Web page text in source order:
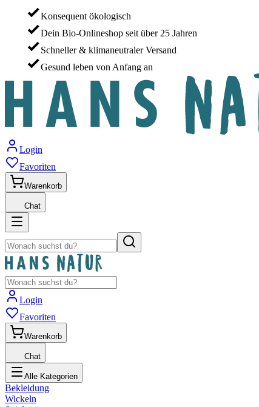
Konsequent ökologisch
Dein Bio-Onlineshop seit über 25 Jahren
Schneller & klimaneutraler Versand
Gesund leben von Anfang an
Login
Favoriten
Warenkorb
Chat
Login
Favoriten
Warenkorb
Chat
Alle Kategorien
Bekleidung
Wickeln